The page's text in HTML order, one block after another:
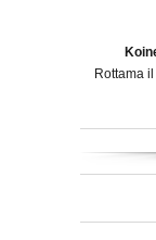
Rottama